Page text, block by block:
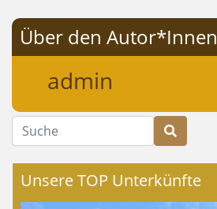
Über den Autor*Innen
admin
Suche
Unsere TOP Unterkünfte